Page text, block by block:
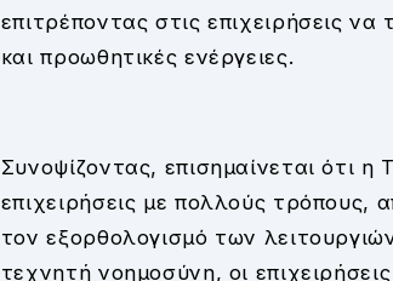
επιτρέποντας στις επιχειρήσεις
και προωθητικές ενέργειες.
Συνοψίζοντας, επισημαίνεται ότι
επιχειρήσεις με πολλούς τρόπους,
τον εξορθολογισμό των
τεχνητή νοημοσύνη, οι